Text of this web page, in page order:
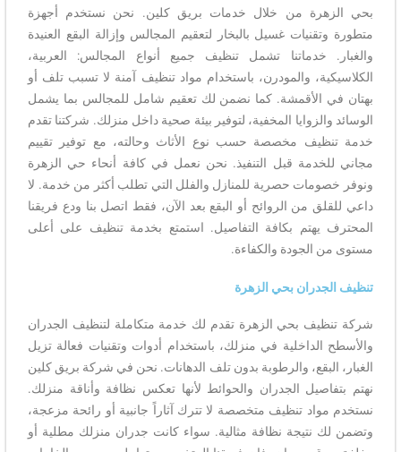
بحي الزهرة من خلال خدمات بريق كلين. نحن نستخدم أجهزة
متطورة وتقنيات غسيل بالبخار لتعقيم المجالس وإزالة البقع العنيدة
والغبار. خدماتنا تشمل تنظيف جميع أنواع المجالس: العربية،
الكلاسيكية، والمودرن، باستخدام مواد تنظيف آمنة لا تسبب تلف أو
بهتان في الأقمشة. كما نضمن لك تعقيم شامل للمجالس بما يشمل
الوسائد والزوايا المخفية، لتوفير بيئة صحية داخل منزلك. شركتنا تقدم
خدمة تنظيف مخصصة حسب نوع الأثاث وحالته، مع توفير تقييم
مجاني للخدمة قبل التنفيذ. نحن نعمل في كافة أنحاء حي الزهرة
ونوفر خصومات حصرية للمنازل والفلل التي تطلب أكثر من خدمة. لا
داعي للقلق من الروائح أو البقع بعد الآن، فقط اتصل بنا ودع فريقنا
المحترف يهتم بكافة التفاصيل. استمتع بخدمة تنظيف على أعلى
مستوى من الجودة والكفاءة.
تنظيف الجدران بحي الزهرة
شركة تنظيف بحي الزهرة تقدم لك خدمة متكاملة لتنظيف الجدران
والأسطح الداخلية في منزلك، باستخدام أدوات وتقنيات فعالة تزيل
الغبار، البقع، والرطوبة بدون تلف الدهانات. نحن في شركة بريق كلين
نهتم بتفاصيل الجدران والحوائط لأنها تعكس نظافة وأناقة منزلك.
نستخدم مواد تنظيف متخصصة لا تترك آثاراً جانبية أو رائحة مزعجة،
وتضمن لك نتيجة نظافة مثالية. سواء كانت جدران منزلك مطلية أو